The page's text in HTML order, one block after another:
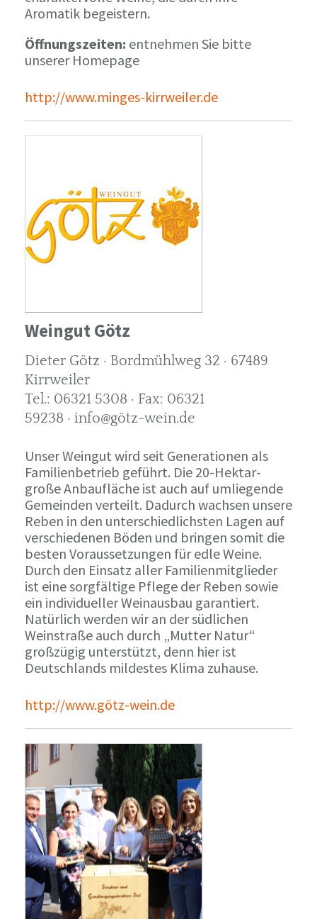
Aromatik begeistern.
Öffnungszeiten: entnehmen Sie bitte
unserer Homepage
http://www.minges-kirrweiler.de
Weingut Götz
Dieter Götz · Bordmühlweg 32 · 67489
Kirrweiler
Tel.: 06321 5308 · Fax: 06321
59238 · info@götz-wein.de
Unser Weingut wird seit Generationen als
Familienbetrieb geführt. Die 20-Hektar-
große Anbaufläche ist auch auf umliegende
Gemeinden verteilt. Dadurch wachsen unsere
Reben in den unterschiedlichsten Lagen auf
verschiedenen Böden und bringen somit die
besten Voraussetzungen für edle Weine.
Durch den Einsatz aller Familienmitglieder
ist eine sorgfältige Pflege der Reben sowie
ein individueller Weinausbau garantiert.
Natürlich werden wir an der südlichen
Weinstraße auch durch „Mutter Natur“
großzügig unterstützt, denn hier ist
Deutschlands mildestes Klima zuhause.
http://www.götz-wein.de